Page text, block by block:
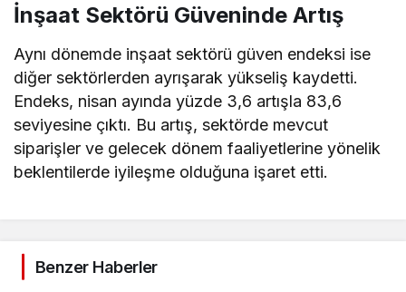
İnşaat Sektörü Güveninde Artış
Aynı dönemde inşaat sektörü güven endeksi ise
diğer sektörlerden ayrışarak yükseliş kaydetti.
Endeks, nisan ayında yüzde 3,6 artışla 83,6
seviyesine çıktı. Bu artış, sektörde mevcut
siparişler ve gelecek dönem faaliyetlerine yönelik
beklentilerde iyileşme olduğuna işaret etti.
Benzer Haberler